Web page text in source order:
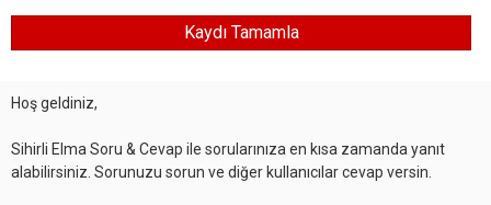
Hoş geldiniz,
Sihirli Elma Soru & Cevap ile sorularınıza en kısa zamanda yanıt
alabilirsiniz. Sorunuzu sorun ve diğer kullanıcılar cevap versin.